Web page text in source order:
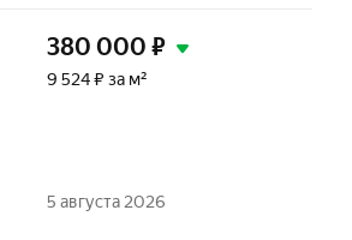
380 000 ₽
9 524 ₽ за м²
5 августа 2026